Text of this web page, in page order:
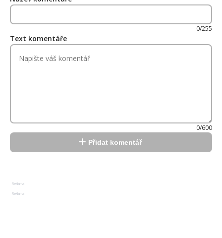
0/255
Text komentáře
0/600
Přidat komentář
Reklama
Reklama